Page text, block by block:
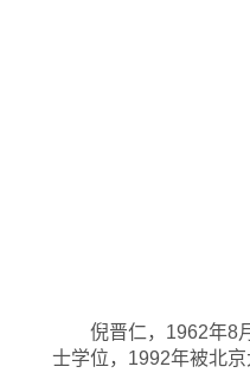
倪晋仁，1962年8
士学位，1992年被北